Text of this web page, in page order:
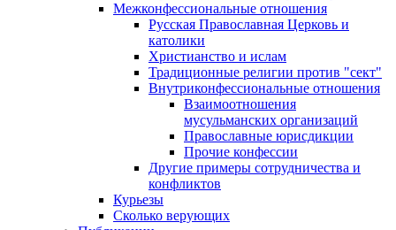
Межконфессиональные отношения
Русская Православная Церковь и
католики
Христианство и ислам
Традиционные религии против "сект"
Внутриконфессиональные отношения
Взаимоотношения
мусульманских организаций
Православные юрисдикции
Прочие конфессии
Другие примеры сотрудничества и
конфликтов
Курьезы
Сколько верующих